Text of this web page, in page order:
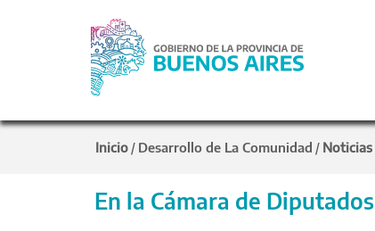
Inicio / Desarrollo de La Comunidad / Noticias
En la Cámara de Diputados